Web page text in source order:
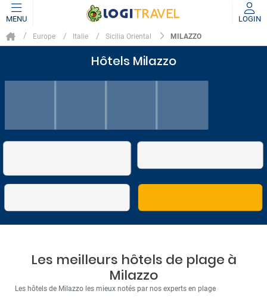
MENU LOGIN
Europe Italie Sicilia Oriental MILAZZO
Hôtels Milazzo
Les meilleurs hôtels de plage à
Milazzo
Les hôtels de Milazzo les mieux notés par nos experts en plage